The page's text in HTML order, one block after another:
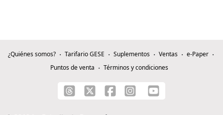
¿Quiénes somos? Tarifario GESE Suplementos Ventas
e-Paper
Puntos de venta
Términos y condiciones